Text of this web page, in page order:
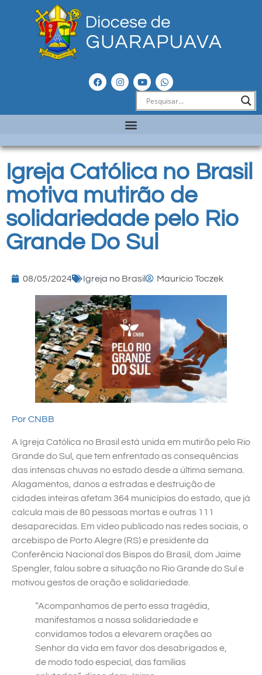
Igreja Católica no Brasil
motiva mutirão de
solidariedade pelo Rio
Grande Do Sul
08/05/2024 Igreja no Brasil Mauricio Toczek
Por CNBB
A Igreja Católica no Brasil está unida em mutirão pelo Rio
Grande do Sul, que tem enfrentado as consequências
das intensas chuvas no estado desde a última semana.
Alagamentos, danos a estradas e destruição de
cidades inteiras afetam 364 municípios do estado, que já
calcula mais de 80 pessoas mortas e outras 111
desaparecidas. Em vídeo publicado nas redes sociais, o
arcebispo de Porto Alegre (RS) e presidente da
Conferência Nacional dos Bispos do Brasil, dom Jaime
Spengler, falou sobre a situação no Rio Grande do Sul e
motivou gestos de oração e solidariedade.
“Acompanhamos de perto essa tragédia,
manifestamos a nossa solidariedade e
convidamos todos a elevarem orações ao
Senhor da vida em favor dos desabrigados e,
de modo todo especial, das famílias